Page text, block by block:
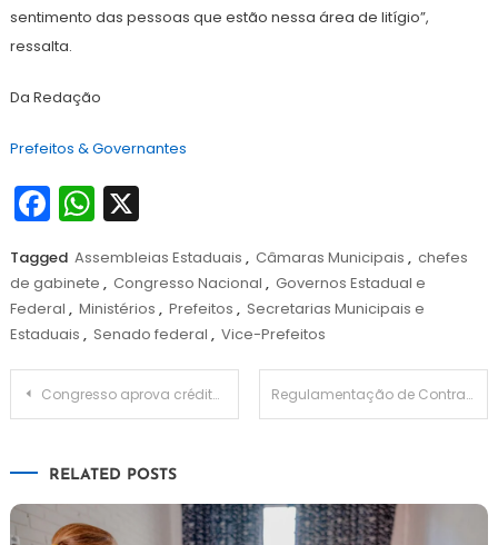
sentimento das pessoas que estão nessa área de litígio”,
ressalta.
Da Redação
Prefeitos & Governantes
Facebook
WhatsApp
X
Tagged Assembleias Estaduais , Câmaras Municipais , chefes
de gabinete , Congresso Nacional , Governos Estadual e
Federal , Ministérios , Prefeitos , Secretarias Municipais e
Estaduais , Senado federal , Vice-Prefeitos
Navegação
Congresso aprova crédito de R$ 9,3 bi para pagar Auxílio Brasil neste ano Regulamentação de Contrapartidas Municipais
RELATED POSTS